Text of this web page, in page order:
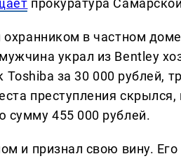
прокуратура
в частном
украл из Bentley
за 30 000 рублей,
преступления
455 000 рублей.
и признал свою вину. Его